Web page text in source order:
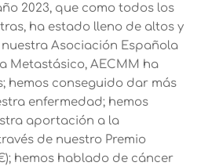
2023, que como todos los
ha estado lleno de altos y
nuestra Asociación Española
Metastásico, AECMM ha
hemos conseguido dar más
enfermedad; hemos
aportación a la
de nuestro Premio
hemos hablado de cáncer